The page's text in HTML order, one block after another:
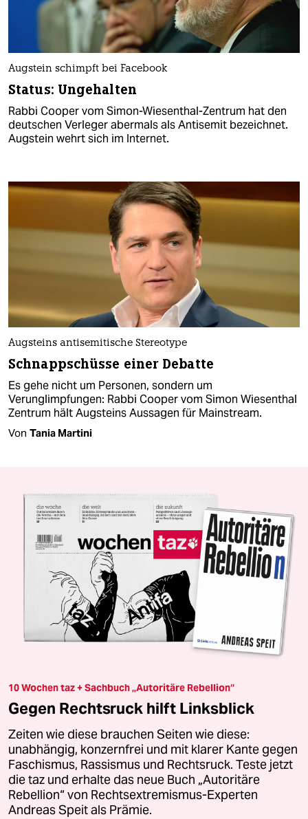
Augstein schimpft bei Facebook
Status: Ungehalten
Rabbi Cooper vom Simon-Wiesenthal-Zentrum hat den
deutschen Verleger abermals als Antisemit bezeichnet.
Augstein wehrt sich im Internet.
Augsteins antisemitische Stereotype
Schnappschüsse einer Debatte
Es gehe nicht um Personen, sondern um
Verunglimpfungen: Rabbi Cooper vom Simon Wiesenthal
Zentrum hält Augsteins Aussagen für Mainstream.
Von Tania Martini
10 Wochen taz + Sachbuch „Autoritäre Rebellion“
Gegen Rechtsruck hilft Linksblick
Zeiten wie diese brauchen Seiten wie diese:
unabhängig, konzernfrei und mit klarer Kante gegen
Faschismus, Rassismus und Rechtsruck. Teste jetzt
die taz und erhalte das neue Buch „Autoritäre
Rebellion“ von Rechtsextremismus-Experten
Andreas Speit als Prämie.